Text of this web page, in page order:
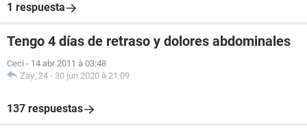
1 respuesta
Tengo 4 días de retraso y dolores abdominales
Ceci - 14 abr 2011 à 03:48
Zay_24 - 30 jun 2020 à 21:09
137 respuestas